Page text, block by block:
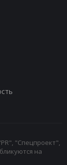
"Спецпроект",
на